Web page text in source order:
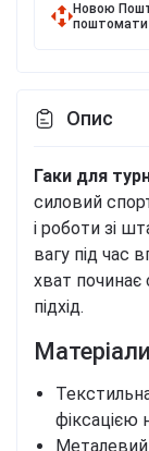
Новою
поштомати
Опис
Гаки для
силовий
і роботи зі
вагу під час
хват
підхід.
фіксацією
Металевий